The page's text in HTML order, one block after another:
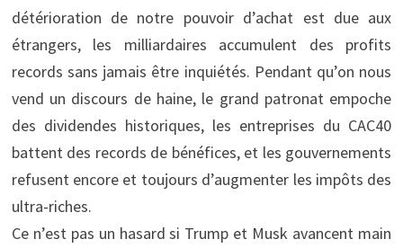
détérioration de notre pouvoir d’achat est due aux
étrangers, les milliardaires accumulent des profits
records sans jamais être inquiétés. Pendant qu’on nous
vend un discours de haine, le grand patronat empoche
des dividendes historiques, les entreprises du CAC40
battent des records de bénéfices, et les gouvernements
refusent encore et toujours d’augmenter les impôts des
ultra-riches.
Ce n’est pas un hasard si Trump et Musk avancent main